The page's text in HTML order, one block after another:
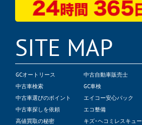
SITE MAP
GCオートリース
中古車検索
中古車選びのポイント
中古車探しを依頼
高値買取の秘密
中古自動車販売士
GC車検
エイコー安心パック
エコ整備
キズ･ヘコミレスキュー